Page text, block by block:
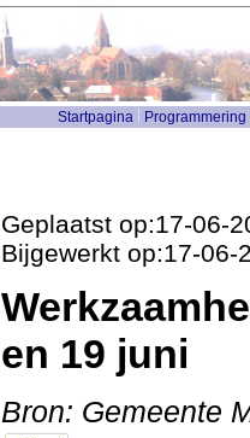
Startpagina Programmering
Geplaatst op:17-06-
Bijgewerkt op:17-06-
en 19 juni
Bron: Gemeente